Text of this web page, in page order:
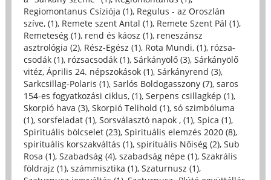
Regiomontanus Csíziója (1), Regulus - az Oroszlán
szíve, (1), Remete szent Antal (1), Remete Szent Pál (1),
Remeteség (1), rend és káosz (1), reneszánsz
asztrológia (2), Rész-Egész (1), Rota Mundi, (1), rózsa-
csodák (1), rózsacsodák (1), Sárkányölő (3), Sárkányölő
vitéz, Április 24. népszokások (1), Sárkányrend (3),
Sarkcsillag-Polaris (1), Sarlós Boldogasszony (7), saros
154-es fogyatkozási ciklus, (1), Serpens csillagkép (1),
Skorpió hava (3), Skorpió Telihold (1), só szimbóluma
(1), sorsfeladat (1), Sorsválasztó napok , (1), Spica (1),
Spirituális bölcselet (23), Spirituális elemzés 2020 (8),
spirituális korszakváltás (1), spirituális Nőiség (2), Sub
Rosa (1), Szabadság (4), szabadság népe (1), Szakrális
földrajz (1), számmisztika (1), Szaturnusz (1),